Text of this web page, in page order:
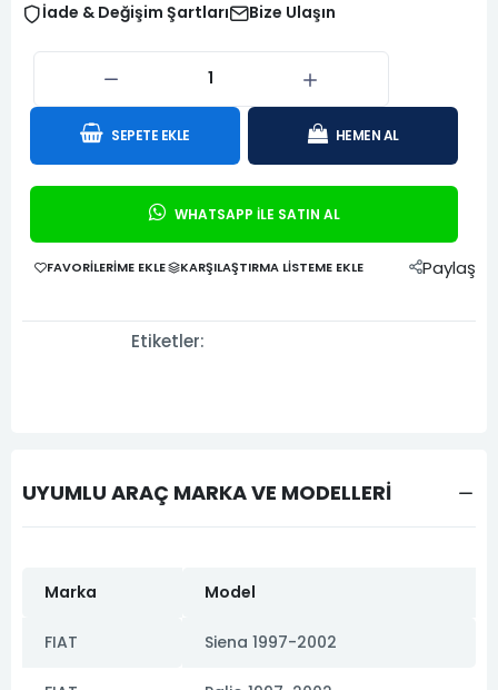
İade & Değişim Şartları Bize Ulaşın
SEPETE EKLE HEMEN AL
WHATSAPP İLE SATIN AL
FAVORILERIME EKLE KARŞILAŞTIRMA LISTEME EKLE Paylaş
Etiketler:
UYUMLU ARAÇ MARKA VE MODELLERİ
Marka Model
FIAT Siena 1997-2002